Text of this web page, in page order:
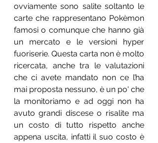
ovviamente sono salite soltanto le
carte che rappresentano Pokèmon
famosi o comunque che hanno già
un mercato e le versioni hyper
fuoriserie. Questa carta non è molto
ricercata, anche tra le valutazioni
che ci avete mandato non ce l’ha
mai proposta nessuno, è un po' che
la monitoriamo e ad oggi non ha
avuto grandi discese o risalite ma
un costo di tutto rispetto anche
appena uscita, infatti il suo costo è